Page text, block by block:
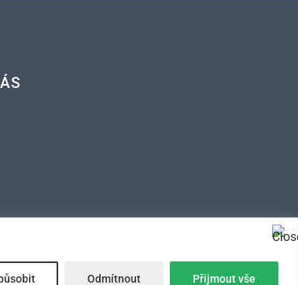
Odmítnout Přijmout vše